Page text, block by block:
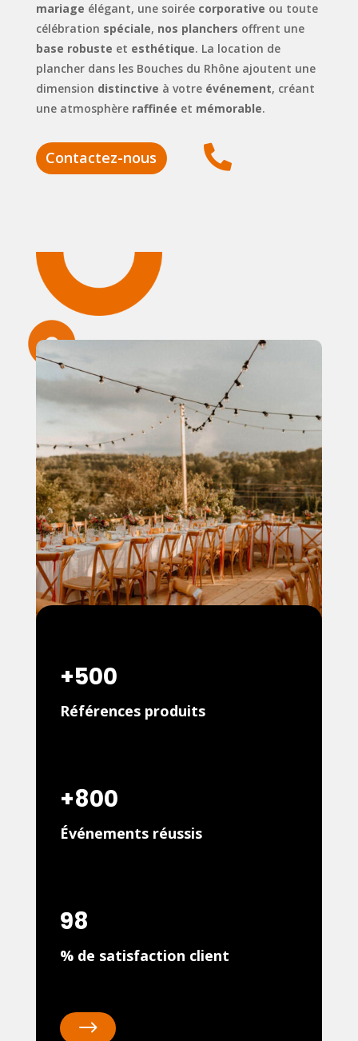
mariage élégant, une soirée corporative ou toute
célébration spéciale, nos planchers offrent une
base robuste et esthétique. La location de
plancher dans les Bouches du Rhône ajoutent une
dimension distinctive à votre événement, créant
une atmosphère raffinée et mémorable.
Contactez-nous 
+500
Références produits
+800
Événements réussis
98
% de satisfaction client
$